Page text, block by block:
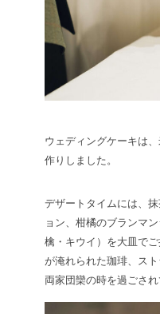
ウェディングケーキは
作りしました。
デザートタイムには、
ョン、柑橘のブランマ
檎・キウイ）を大皿で
が淹れられた珈琲、ス
両家団欒の時を過ごされ